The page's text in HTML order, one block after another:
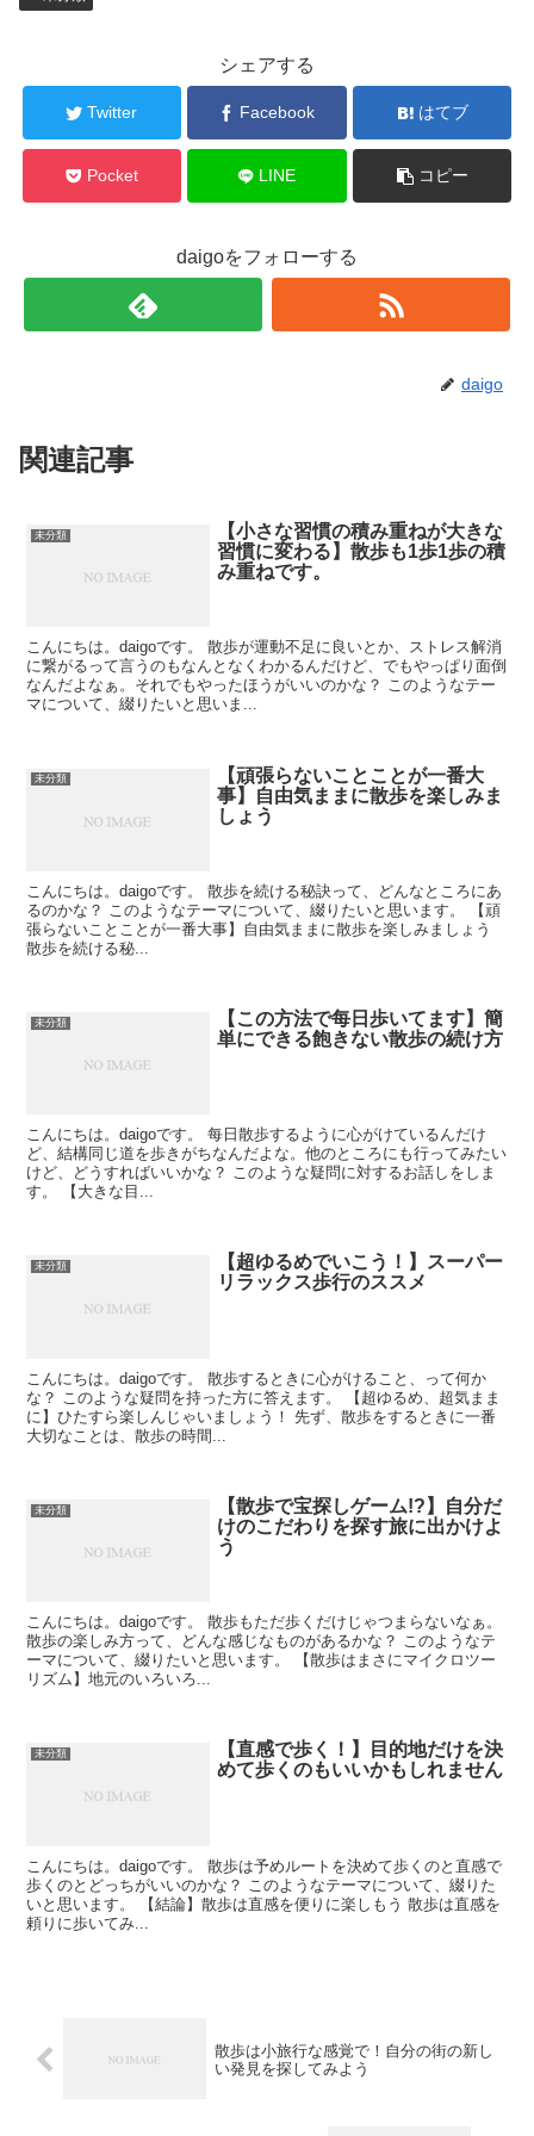
シェアする
Twitter Facebook はてブ
Pocket LINE コピー
daigoをフォローする
daigo
関連記事
未分類
【小さな習慣の積み重ねが大きな
習慣に変わる】散歩も1歩1歩の積
み重ねです。
こんにちは。daigoです。 散歩が運動不足に良いとか、ストレス解消
に繋がるって言うのもなんとなくわかるんだけど、でもやっぱり面倒
なんだよなぁ。それでもやったほうがいいのかな？ このようなテー
マについて、綴りたいと思いま...
未分類
【頑張らないことことが一番大
事】自由気ままに散歩を楽しみま
しょう
こんにちは。daigoです。 散歩を続ける秘訣って、どんなところにあ
るのかな？ このようなテーマについて、綴りたいと思います。 【頑
張らないことことが一番大事】自由気ままに散歩を楽しみましょう
散歩を続ける秘...
未分類
【この方法で每日歩いてます】簡
単にできる飽きない散歩の続け方
こんにちは。daigoです。 每日散歩するように心がけているんだけ
ど、結構同じ道を歩きがちなんだよな。他のところにも行ってみたい
けど、どうすればいいかな？ このような疑問に対するお話しをしま
す。 【大きな目...
未分類
【超ゆるめでいこう！】スーパー
リラックス歩行のススメ
こんにちは。daigoです。 散歩するときに心がけること、って何か
な？ このような疑問を持った方に答えます。 【超ゆるめ、超気まま
に】ひたすら楽しんじゃいましょう！ 先ず、散歩をするときに一番
大切なことは、散歩の時間...
未分類
【散歩で宝探しゲーム!?】自分だ
けのこだわりを探す旅に出かけよ
う
こんにちは。daigoです。 散歩もただ歩くだけじゃつまらないなぁ。
散歩の楽しみ方って、どんな感じなものがあるかな？ このようなテ
ーマについて、綴りたいと思います。 【散歩はまさにマイクロツー
リズム】地元のいろいろ...
未分類
【直感で歩く！】目的地だけを決
めて歩くのもいいかもしれません
こんにちは。daigoです。 散歩は予めルートを決めて歩くのと直感で
歩くのとどっちがいいのかな？ このようなテーマについて、綴りた
いと思います。 【結論】散歩は直感を便りに楽しもう 散歩は直感を
頼りに歩いてみ...
散歩は小旅行な感覚で！自分の街の新し
い発見を探してみよう